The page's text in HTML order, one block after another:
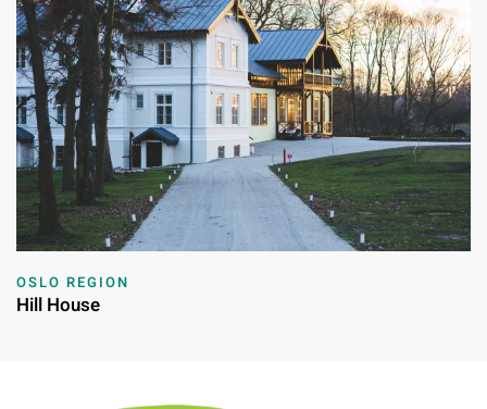
OSLO REGION
Hill House